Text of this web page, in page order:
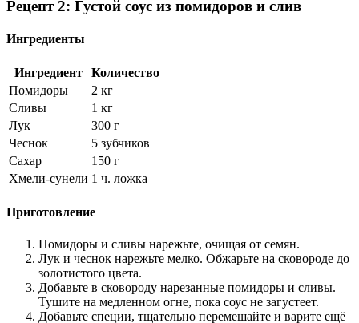
Рецепт 2: Густой соус из помидоров и слив
Ингредиенты
Ингредиент
Количество
Помидоры
2 кг
Сливы
1 кг
Лук
300 г
Чеснок
5 зубчиков
Сахар
150 г
Хмели-сунели 1 ч. ложка
Приготовление
Помидоры и сливы нарежьте, очищая от семян.
Лук и чеснок нарежьте мелко. Обжарьте на сковороде до
золотистого цвета.
Добавьте в сковороду нарезанные помидоры и сливы.
Тушите на медленном огне, пока соус не загустеет.
Добавьте специи, тщательно перемешайте и варите ещё